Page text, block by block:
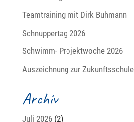
Teamtraining mit Dirk Buhmann
Schnuppertag 2026
Schwimm- Projektwoche 2026
Auszeichnung zur Zukunftsschule
Archiv
Juli 2026(2)